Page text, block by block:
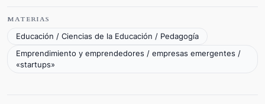
MATERIAS
Educación / Ciencias de la Educación / Pedagogía
Emprendimiento y emprendedores / empresas emergentes /
«startups»